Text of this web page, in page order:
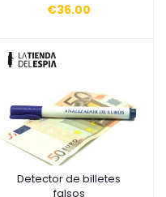
€36.00
Añadir a la cesta
Detector de billetes
falsos